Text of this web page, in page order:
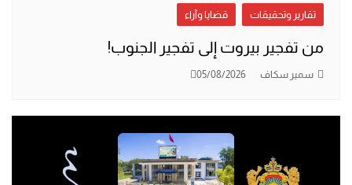
تقارير وتحقيقات قضايا وآراء
من تفجير بيروت إلى تفجير الجنوب!
سمير سكاف 05/08/2026